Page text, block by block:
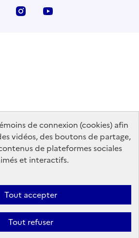
de connexion (cookies) afin
vidéos, des boutons de partage,
de plateformes sociales
et interactifs.
Tout accepter
Tout refuser
facebook instagram
info.gouv.fr
: partiellement conforme
Politique
connexion (cookies)
Plan du site